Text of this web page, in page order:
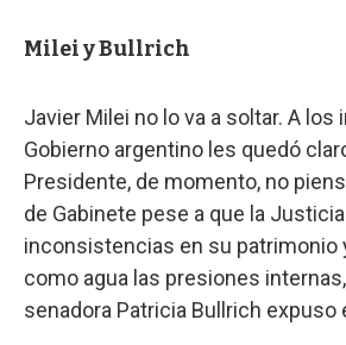
Milei y Bullrich
Javier Milei no lo va a soltar. A los
Gobierno argentino les quedó
Presidente, de momento, no
de Gabinete pese a que la
inconsistencias en su patrimonio
como agua las presiones
senadora Patricia Bullrich expuso